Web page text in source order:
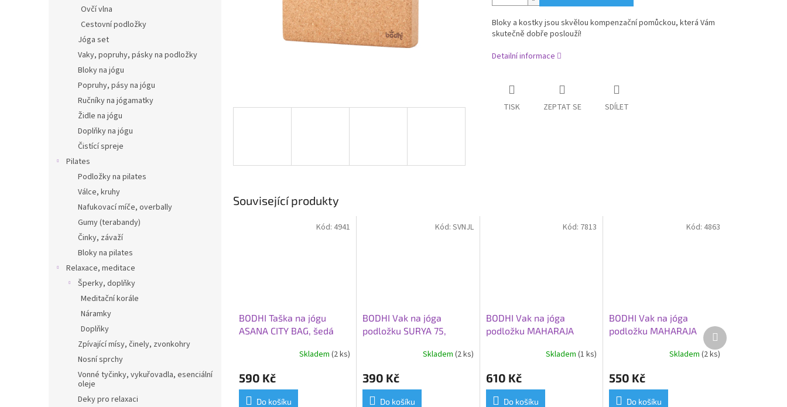
Ovčí vlna
Cestovní podložky
Jóga set
Vaky, popruhy, pásky na podložky
Bloky na jógu
Popruhy, pásy na jógu
Ručníky na jógamatky
Židle na jógu
Doplňky na jógu
Čistící spreje
Pilates
Podložky na pilates
Válce, kruhy
Nafukovací míče, overbally
Gumy (terabandy)
Činky, závaží
Bloky na pilates
Relaxace, meditace
Šperky, doplňky
Meditační korále
Náramky
Doplňky
Zpívající mísy, činely, zvonkohry
Nosní sprchy
Vonné tyčinky, vykuřovadla, esenciální
oleje
Deky pro relaxaci
Bloky a kostky jsou skvělou kompenzační pomůckou, která Vám
skutečně dobře poslouží!
Detailní informace
TISK ZEPTAT SE SDÍLET
Související produkty
BODHI Taška na jógu
ASANA CITY BAG, šedá
Skladem (2 ks)
590 Kč
Do košíku
Kód: 4941
BODHI Vak na jóga
podložku SURYA 75,
Skladem (2 ks)
390 Kč
Do košíku
Kód: SVNJL
BODHI Vak na jóga
podložku MAHARAJA
Skladem(1 ks)
610 Kč
Do košíku
Kód: 7813
BODHI Vak na jóga
podložku MAHARAJA
Skladem (2 ks)
550 Kč
Do košíku
Kód: 4863
Další
produkt